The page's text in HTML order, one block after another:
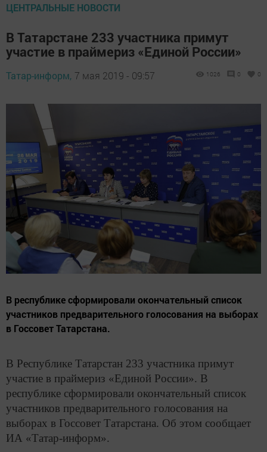
ЦЕНТРАЛЬНЫЕ НОВОСТИ
В Татарстане 233 участника примут
участие в праймериз «Единой России»
Татар-информ, 7 мая 2019 - 09:57 1026 0 0
В республике сформировали окончательный список
участников предварительного голосования на выборах
в Госсовет Татарстана.
В Республике Татарстан 233 участника примут
участие в праймериз «Единой России». В
республике сформировали окончательный список
участников предварительного голосования на
выборах в Госсовет Татарстана. Об этом сообщает
ИА «Татар-информ».